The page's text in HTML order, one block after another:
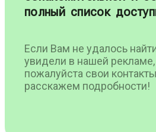
полный список
Если Вам не удалось
увидели в нашей рекламе,
пожалуйста свои
расскажем подробности!